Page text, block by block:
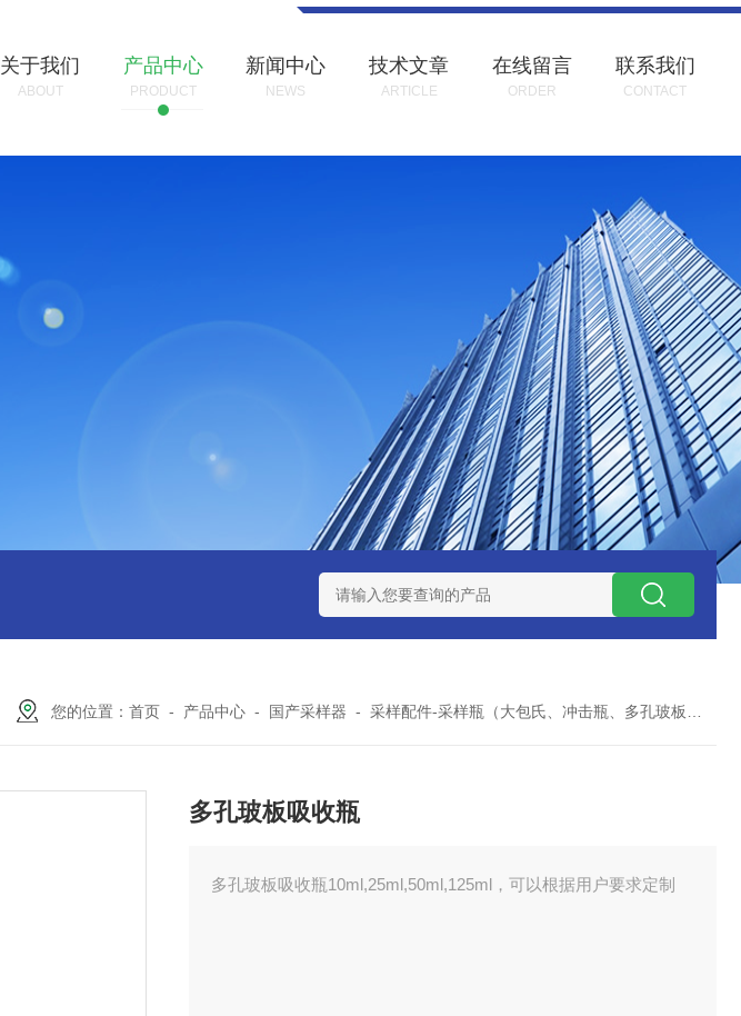
关于我们
ABOUT
产品中心
PRODUCT
新闻中心
NEWS
技术文章
ARTICLE
在线留言
ORDER
联系我们
CONTACT
CQB300数字恒流矿用防爆个体空气采样器 CQB1500数字恒流防爆矿用
您的位置：首页 - 产品中心 - 国产采样器 -采样配件-采样瓶（大包氏、冲击瓶、多孔玻板、二氧化硫等）
多孔玻板吸收瓶
多孔玻板吸收瓶10ml,25ml,50ml,125ml，可以根据用户要求定制